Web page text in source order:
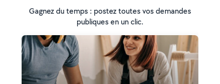
Gagnez du temps : postez toutes vos demandes
publiques en un clic.